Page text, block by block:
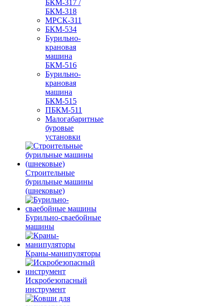
БКМ-317 /
БКМ-318
МРСК-311
БКМ-534
Бурильно-
крановая
машина
БКМ-516
Бурильно-
крановая
машина
БКМ-515
ПБКМ-511
Малогабаритные
буровые
установки
Строительные
бурильные машины
(шнековые)
Бурильно-сваебойные
машины
Краны-манипуляторы
Искробезопасный
инструмент